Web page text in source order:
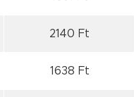
2140 Ft
1638 Ft